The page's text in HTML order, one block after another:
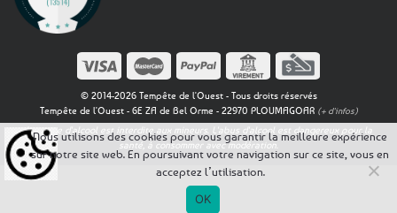
© 2014-2026 Tempête de l'Ouest - Tous droits réservés
Tempête de l'Ouest - 6E ZA de Bel Orme - 22970 PLOUMAGOAR (+ d'infos)
La vente d'alcool est interdite aux mineurs. L'abus d'alcool est dangereux pour la
santé, à consommer avec modération.
Nous utilisons des cookies pour vous garantir la meilleure expérience
sur notre site web. En poursuivant votre navigation sur ce site, vous en
acceptez l’utilisation.
OK